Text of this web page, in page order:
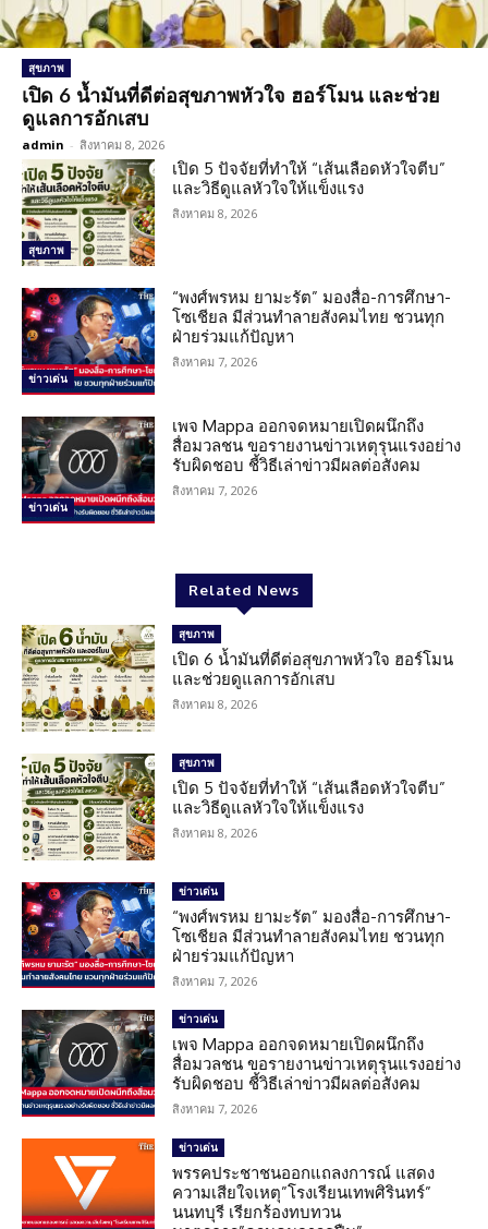
สุขภาพ
เปิด 6 น้ำมันที่ดีต่อสุขภาพหัวใจ ฮอร์โมน และช่วย
ดูแลการอักเสบ
admin - สิงหาคม 8, 2026
สุขภาพ
เปิด 5 ปัจจัยที่ทำให้ “เส้นเลือดหัวใจตีบ”
และวิธีดูแลหัวใจให้แข็งแรง
สิงหาคม 8, 2026
ข่าวเด่น
“พงศ์พรหม ยามะรัต” มองสื่อ-การศึกษา-
โซเชียล มีส่วนทำลายสังคมไทย ชวนทุก
ฝ่ายร่วมแก้ปัญหา
สิงหาคม 7, 2026
ข่าวเด่น
เพจ Mappa ออกจดหมายเปิดผนึกถึง
สื่อมวลชน ขอรายงานข่าวเหตุรุนแรงอย่าง
รับผิดชอบ ชี้วิธีเล่าข่าวมีผลต่อสังคม
สิงหาคม 7, 2026
Related News
สุขภาพ
เปิด 6 น้ำมันที่ดีต่อสุขภาพหัวใจ ฮอร์โมน
และช่วยดูแลการอักเสบ
สิงหาคม 8, 2026
สุขภาพ
เปิด 5 ปัจจัยที่ทำให้ “เส้นเลือดหัวใจตีบ”
และวิธีดูแลหัวใจให้แข็งแรง
สิงหาคม 8, 2026
ข่าวเด่น
“พงศ์พรหม ยามะรัต” มองสื่อ-การศึกษา-
โซเชียล มีส่วนทำลายสังคมไทย ชวนทุก
ฝ่ายร่วมแก้ปัญหา
สิงหาคม 7, 2026
ข่าวเด่น
เพจ Mappa ออกจดหมายเปิดผนึกถึง
สื่อมวลชน ขอรายงานข่าวเหตุรุนแรงอย่าง
รับผิดชอบ ชี้วิธีเล่าข่าวมีผลต่อสังคม
สิงหาคม 7, 2026
ข่าวเด่น
พรรคประชาชนออกแถลงการณ์ แสดง
ความเสียใจเหตุ”โรงเรียนเทพศิรินทร์”
นนทบุรี เรียกร้องทบทวน